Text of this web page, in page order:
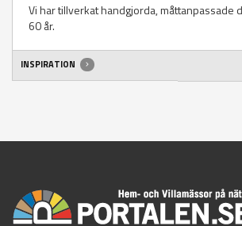
Vi har tillverkat handgjorda, måttanpassade
60 år.
INSPIRATION